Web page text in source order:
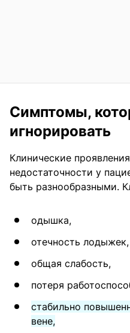
Симптомы,
игнорировать
Клинические
недостаточности у
быть разнообразными.
одышка,
отечность лодыжек,
общая слабость,
потеря
стабильно
вене,